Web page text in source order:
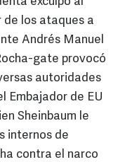
de los ataques a
Andrés Manuel
gate provocó
autoridades
Embajador de EU
Sheinbaum le
internos de
contra el narco